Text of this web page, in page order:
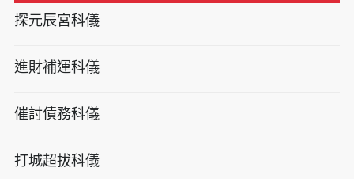
探元辰宮科儀
進財補運科儀
催討債務科儀
打城超拔科儀